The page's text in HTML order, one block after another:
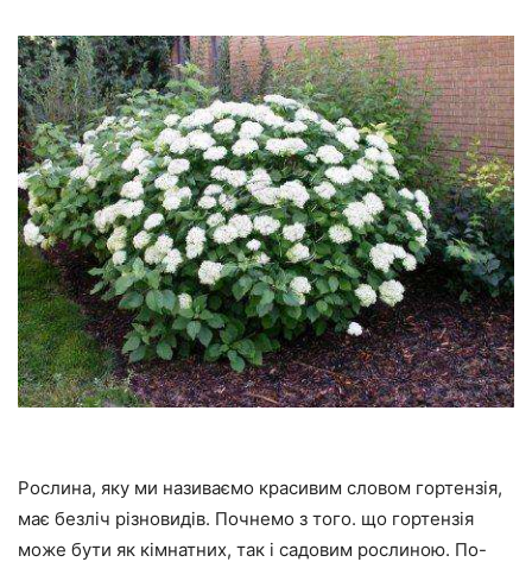
Рослина, яку ми називаємо красивим словом гортензія,
має безліч різновидів. Почнемо з того. що гортензія
може бути як кімнатних, так і садовим рослиною. По-